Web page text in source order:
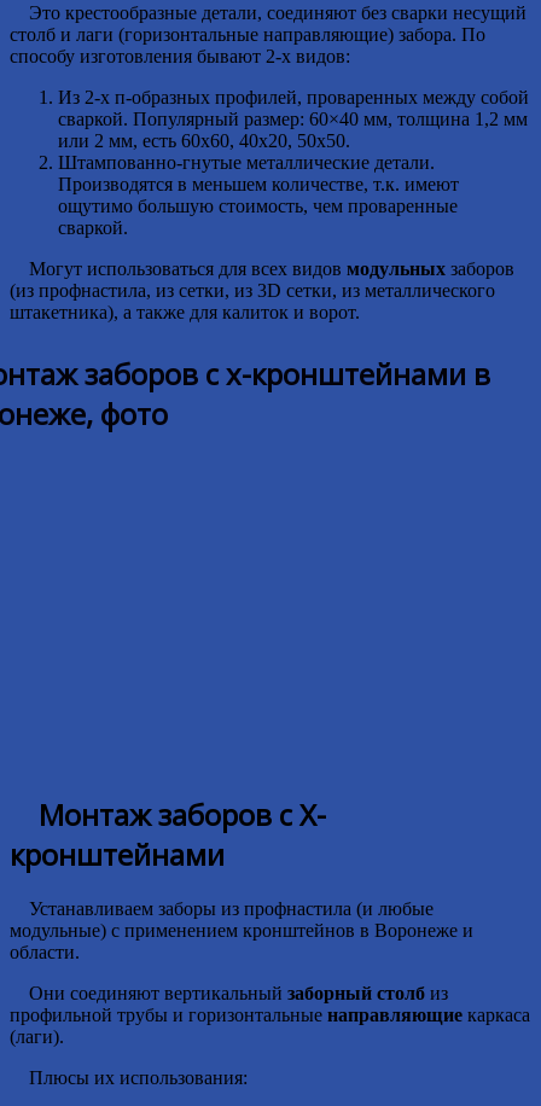
Это крестообразные детали, соединяют без сварки несущий
столб и лаги (горизонтальные направляющие) забора. По
способу изготовления бывают 2-х видов:
Из 2-х п-образных профилей, проваренных между собой
сваркой. Популярный размер: 60×40 мм, толщина 1,2 мм
или 2 мм, есть 60х60, 40х20, 50х50.
Штампованно-гнутые металлические детали.
Производятся в меньшем количестве, т.к. имеют
ощутимо большую стоимость, чем проваренные
сваркой.
Могут использоваться для всех видов модульных заборов
(из профнастила, из сетки, из 3D сетки, из металлического
штакетника), а также для калиток и ворот.
Монтаж заборов с Х-
кронштейнами
Устанавливаем заборы из профнастила (и любые
модульные) с применением кронштейнов в Воронеже и
области.
Они соединяют вертикальный заборный столб из
профильной трубы и горизонтальные направляющие каркаса
(лаги).
Плюсы их использования: